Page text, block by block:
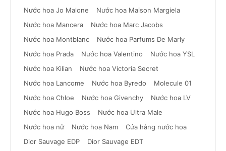
Nước hoa Jo Malone
Nước hoa Maison Margiela
Nước hoa Mancera
Nước hoa Marc Jacobs
Nước hoa Montblanc
Nước hoa Parfums De Marly
Nước hoa Prada
Nước hoa Valentino
Nước hoa YSL
Nước hoa Kilian
Nước hoa Victoria Secret
Nước hoa Lancome
Nước hoa Byredo
Molecule 01
Nước hoa Chloe
Nước hoa Givenchy
Nước hoa LV
Nước hoa Hugo Boss
Nước hoa Ultra Male
Nước hoa nữ
Nước hoa Nam
Cửa hàng nước hoa
Dior Sauvage EDP
Dior Sauvage EDT